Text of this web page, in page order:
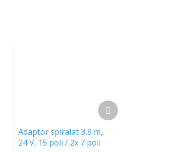
Adaptor spiralat 3,8 m,
24 V, 15 poli / 2x 7 poli
Produsul
următor